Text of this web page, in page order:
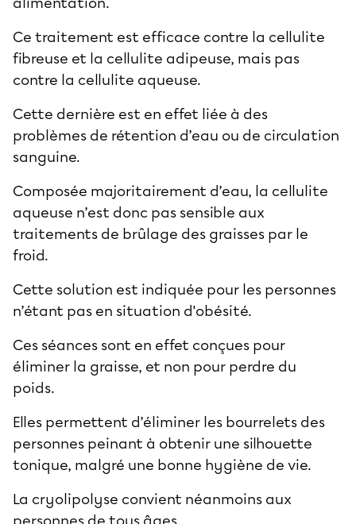
Ce traitement est efficace contre la cellulite
fibreuse et la cellulite adipeuse, mais pas
contre la cellulite aqueuse.
Cette dernière est en effet liée à des
problèmes de rétention d’eau ou de circulation
sanguine.
Composée majoritairement d’eau, la cellulite
aqueuse n’est donc pas sensible aux
traitements de brûlage des graisses par le
froid.
Cette solution est indiquée pour les personnes
n’étant pas en situation d'obésité.
Ces séances sont en effet conçues pour
éliminer la graisse, et non pour perdre du
poids.
Elles permettent d’éliminer les bourrelets des
personnes peinant à obtenir une silhouette
tonique, malgré une bonne hygiène de vie.
La cryolipolyse convient néanmoins aux